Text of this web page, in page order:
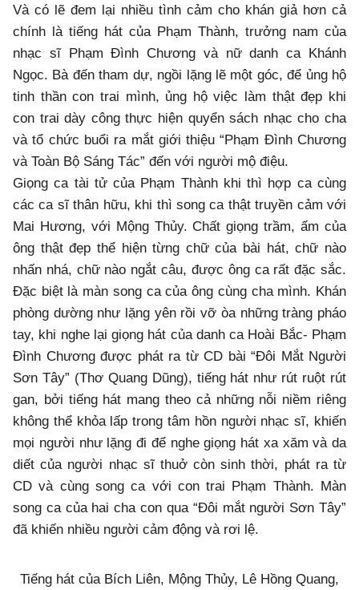
Và có lẽ đem lại nhiều tình cảm cho khán giả hơn cả
chính là tiếng hát của Phạm Thành, trưởng nam của
nhạc sĩ Phạm Đình Chương và nữ danh ca Khánh
Ngọc. Bà đến tham dự, ngồi lặng lẽ một góc, để ủng hộ
tinh thần con trai mình, ủng hộ việc làm thật đẹp khi
con trai dày công thực hiện quyển sách nhạc cho cha
và tổ chức buổi ra mắt giới thiệu “Phạm Đình Chương
và Toàn Bộ Sáng Tác” đến với người mộ điệu.
Giọng ca tài tử của Phạm Thành khi thì hợp ca cùng
các ca sĩ thân hữu, khi thì song ca thật truyền cảm với
Mai Hương, với Mộng Thủy. Chất giọng trầm, ấm của
ông thật đẹp thể hiện từng chữ của bài hát, chữ nào
nhấn nhá, chữ nào ngắt câu, được ông ca rất đặc sắc.
Đặc biệt là màn song ca của ông cùng cha mình. Khán
phòng dường như lặng yên rồi vỡ òa những tràng pháo
tay, khi nghe lại giọng hát của danh ca Hoài Bắc- Phạm
Đình Chương được phát ra từ CD bài “Đôi Mắt Người
Sơn Tây” (Thơ Quang Dũng), tiếng hát như rút ruột rút
gan, bởi tiếng hát mang theo cả những nỗi niềm riêng
không thể khỏa lấp trong tâm hồn người nhạc sĩ, khiến
mọi người như lặng đi để nghe giọng hát xa xăm và da
diết của người nhạc sĩ thuở còn sinh thời, phát ra từ
CD và cùng song ca với con trai Phạm Thành. Màn
song ca của hai cha con qua “Đôi mắt người Sơn Tây”
đã khiến nhiều người cảm động và rơi lệ.
Tiếng hát của Bích Liên, Mộng Thủy, Lê Hồng Quang,